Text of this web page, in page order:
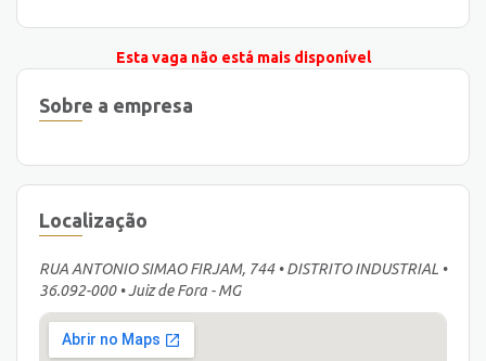
Esta vaga não está mais disponível
Sobre a empresa
Localização
RUA ANTONIO SIMAO FIRJAM, 744 • DISTRITO INDUSTRIAL •
36.092-000 • Juiz de Fora - MG